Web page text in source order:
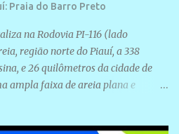
Praia do Barro Preto
na Rodovia PI-116 (lado
região norte do Piauí, a 338
e 26 quilômetros da cidade de
ampla faixa de areia plana e